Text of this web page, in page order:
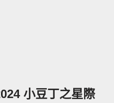
小豆丁之星際